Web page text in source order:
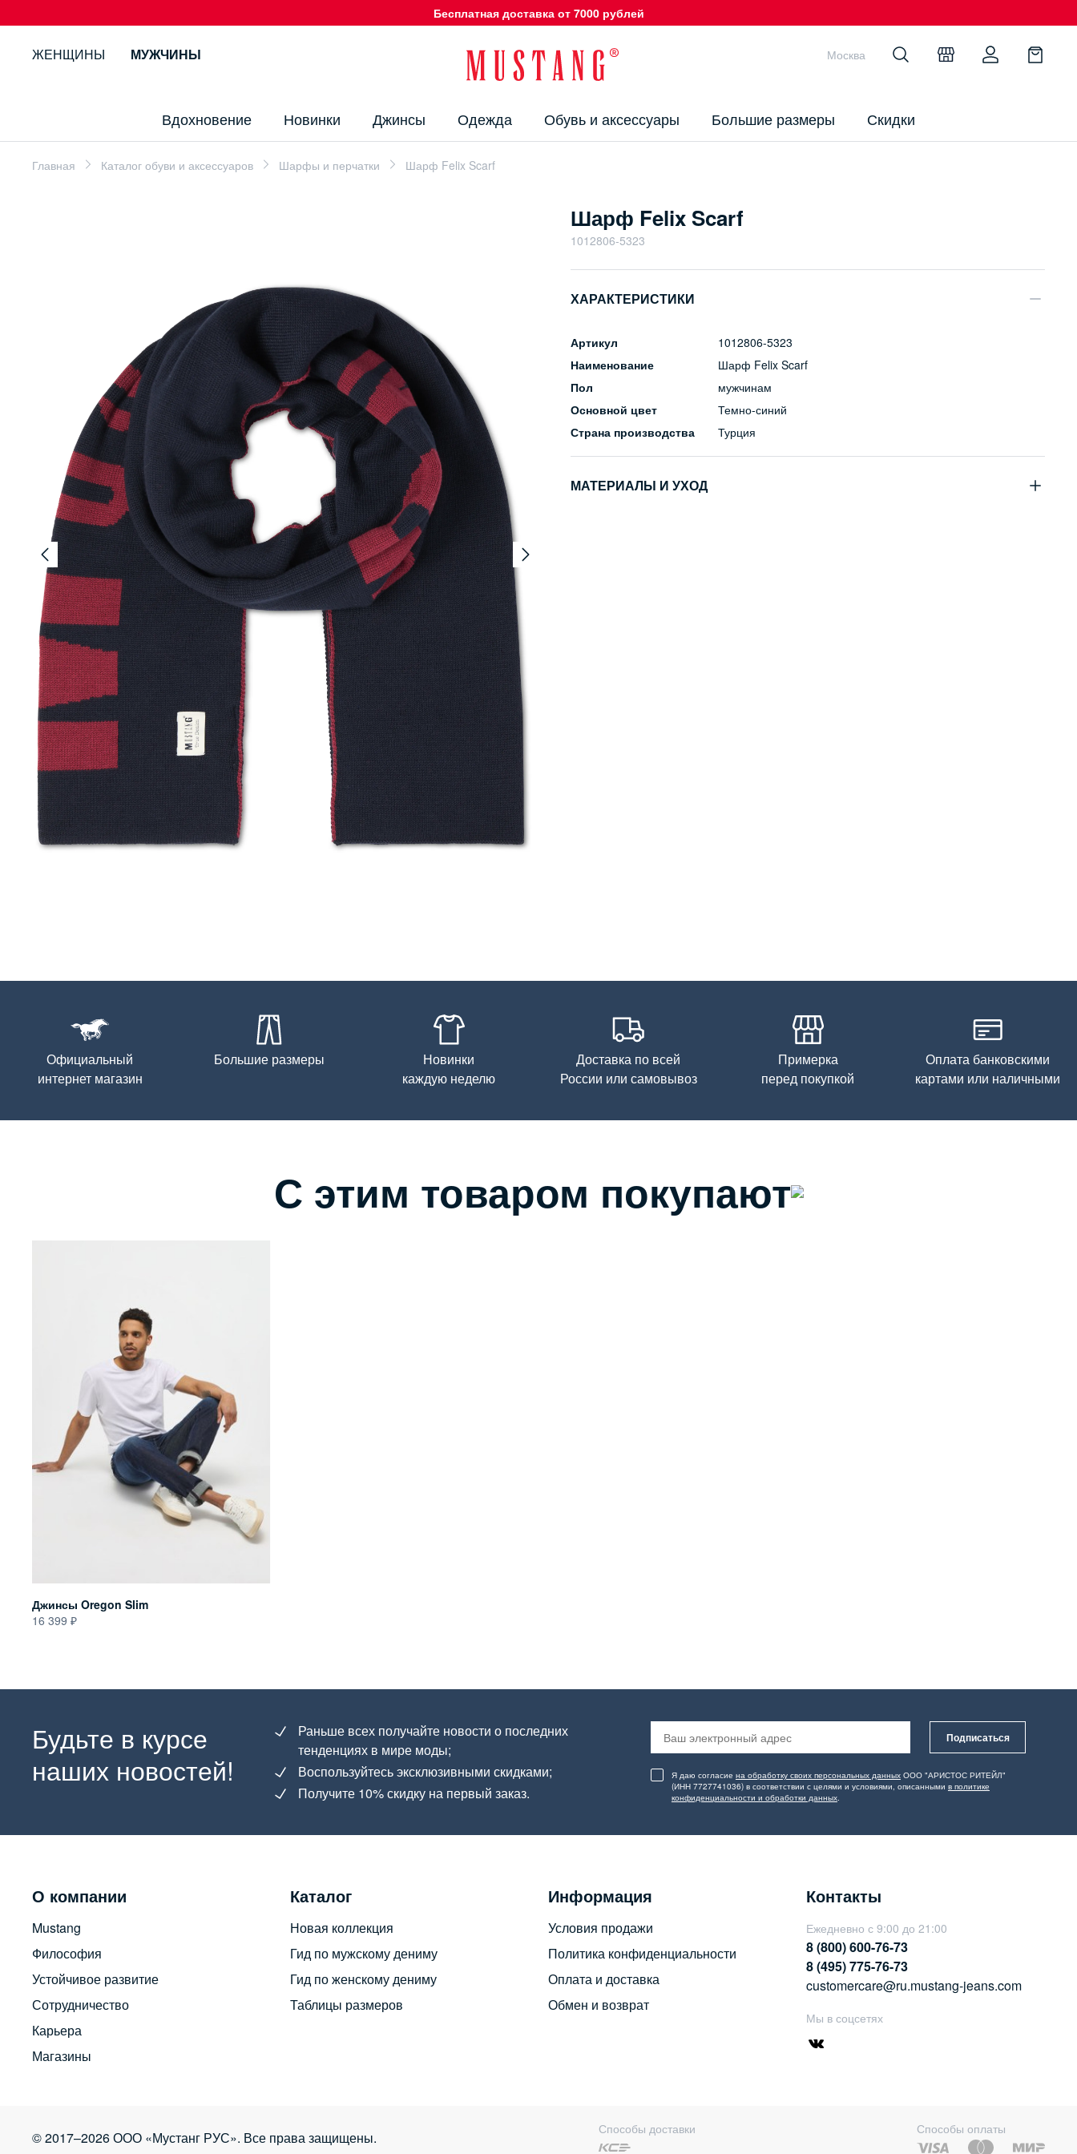
Бесплатная доставка от 7000 рублей
ЖЕНЩИНЫ МУЖЧИНЫ
Вдохновение Новинки Джинсы Одежда Обувь и аксессуары Большие размеры Скидки
Москва
Главная Каталог обуви и аксессуаров Шарфы и перчатки Шарф Felix Scarf
Шарф Felix Scarf
1012806-5323
ХАРАКТЕРИСТИКИ
Артикул
1012806-5323
Наименование
Шарф Felix Scarf
Пол
мужчинам
Основной цвет
Темно-синий
Страна производства
Турция
МАТЕРИАЛЫ И УХОД
Официальный
интернет магазин
Большие размеры
Новинки
каждую неделю
Доставка по всей
России или самовывоз
Примерка
перед покупкой
Оплата банковскими
картами или наличными
С этим товаром покупают
Джинсы Oregon Slim
16 399
Будьте в курсе
наших новостей!
Раньше всех получайте новости о последних
тенденциях в мире моды;
Воспользуйтесь эксклюзивными скидками;
Получите 10% скидку на первый заказ.
Подписаться
Я даю согласие на обработку своих персональных данныхООО "АРИСТОС РИТЕЙЛ"
(ИНН 7727741036) в соответствии с целями и условиями, описанными в политике
конфиденциальности и обработки данных.
О компании
Mustang
Философия
Устойчивое развитие
Сотрудничество
Карьера
Магазины
Каталог
Новая коллекция
Гид по мужскому дениму
Гид по женскому дениму
Таблицы размеров
Информация
Условия продажи
Политика конфиденциальности
Оплата и доставка
Обмен и возврат
Контакты
Ежедневно с 9:00 до 21:00
8 (800) 600-76-73
8 (495) 775-76-73
customercare@ru.mustang-jeans.com
Мы в соцсетях
© 2017–2026 ООО «Мустанг РУС». Все права защищены. Способы доставки Способы оплаты